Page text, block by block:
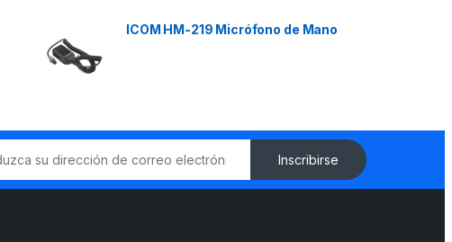
ICOM HM-219 Micrófono de Mano
Inscribirse